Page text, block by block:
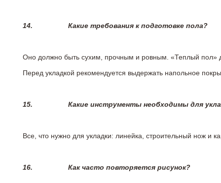
14. Какие требования к подготовке пола?
Оно должно быть сухим, прочным и ровным. «Теплый пол»
Перед укладкой рекомендуется выдержать напольное
15. Какие инструменты необходимы для
Все, что нужно для укладки: линейка, строительный нож и
16. Как часто повторяется рисунок?